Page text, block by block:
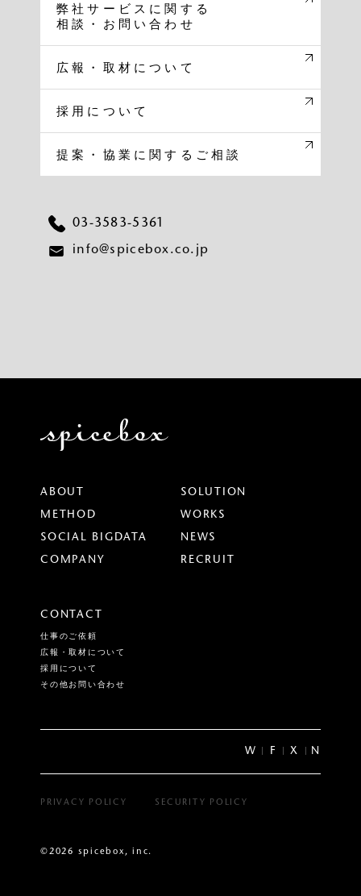
弊社サービスに関する
相談・お問い合わせ
広報・取材について
採用について
提案・協業に関する ご相談
03-3583-5361
info@spicebox.co.jp
ABOUT
SOLUTION
METHOD
WORKS
SOCIAL BIGDATA
NEWS
COMPANY
RECRUIT
CONTACT
仕事のご依頼
広報・取材について
採用について
その他お問い合わせ
W F X N
PRIVACY POLICY SECURITY POLICY
©2026 spicebox, inc.